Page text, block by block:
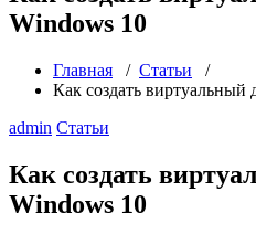
Windows 10
Главная / Статьи /
Как создать виртуальный
admin Статьи
Как создать
Windows 10